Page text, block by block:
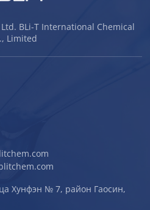
BLi-T International Chemical
Limited
Хунфэн № 7, район Гаосин,